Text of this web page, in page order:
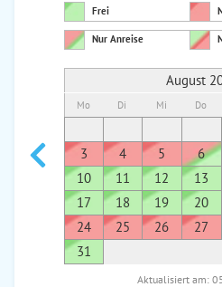
Frei
Nur Anreise
August
Mo Di Mi Do
3
4 5 6
10
11 12 13
17
18 19 20
24
25 26 27
31
Aktualisiert am: